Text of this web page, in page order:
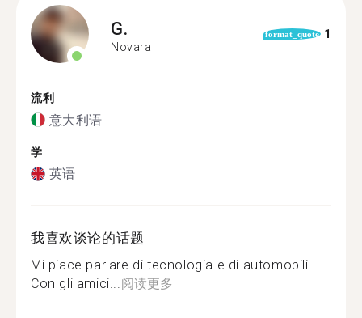
G.
Novara
format_quote 1
流利
意大利语
学
英语
我喜欢谈论的话题
Mi piace parlare di tecnologia e di automobili.
Con gli amici...阅读更多